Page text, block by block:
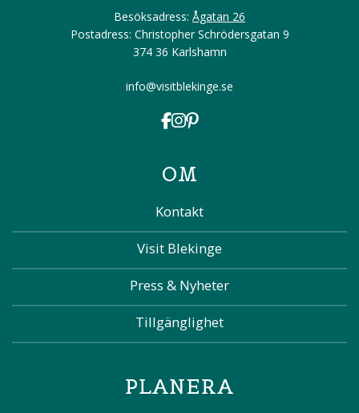
Besöksadress: Ågatan 26
Postadress: Christopher Schrödersgatan 9
374 36 Karlshamn
info@visitblekinge.se
OM
Kontakt
Visit Blekinge
Press & Nyheter
Tillgänglighet
PLANERA